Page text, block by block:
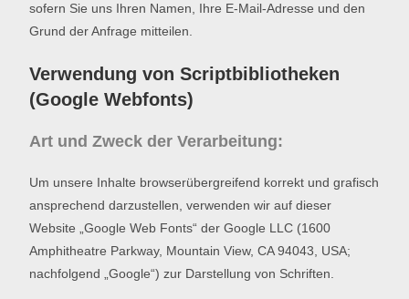
sofern Sie uns Ihren Namen, Ihre E-Mail-Adresse und den
Grund der Anfrage mitteilen.
Verwendung von Scriptbibliotheken
(Google Webfonts)
Art und Zweck der Verarbeitung:
Um unsere Inhalte browserübergreifend korrekt und grafisch
ansprechend darzustellen, verwenden wir auf dieser
Website „Google Web Fonts“ der Google LLC (1600
Amphitheatre Parkway, Mountain View, CA 94043, USA;
nachfolgend „Google“) zur Darstellung von Schriften.